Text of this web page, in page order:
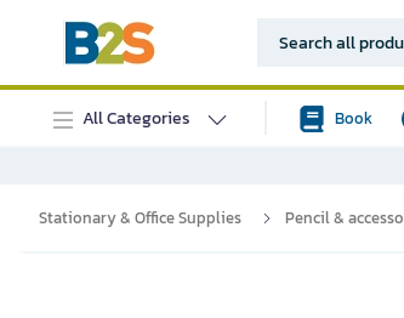
All Categories Book
Stationary & Office Supplies Pencil &